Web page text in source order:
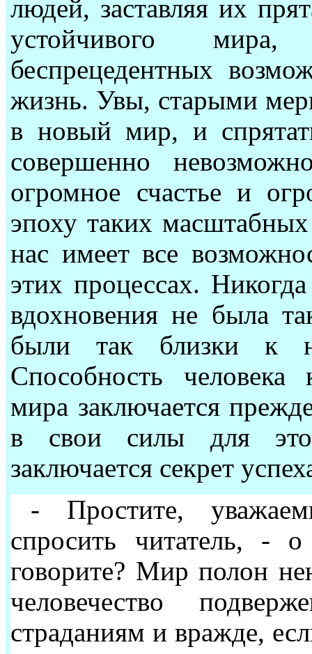
людей, заставляя их
устойчивого
беспрецедентных
жизнь. Увы, старыми
в новый мир, и
совершенно
огромное счастье и
эпоху таких
нас имеет все
этих процессах.
вдохновения не была
были так близки к
Способность
мира заключается
в свои силы для
заключается секрет
- Простите,
спросить читатель, -
говорите? Мир полон
человечество
страданиям и вражде,